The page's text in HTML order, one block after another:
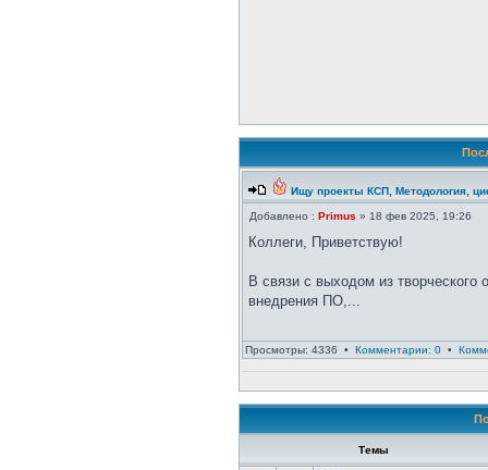
Ищу проекты КСП, Методология,
Добавлено : Primus » 18 фев 2025, 19:26
Коллеги, Приветствую!
В связи с выходом из
внедрения ПО,...
Просмотры: 4336 • Комментарии: 0 •
Темы